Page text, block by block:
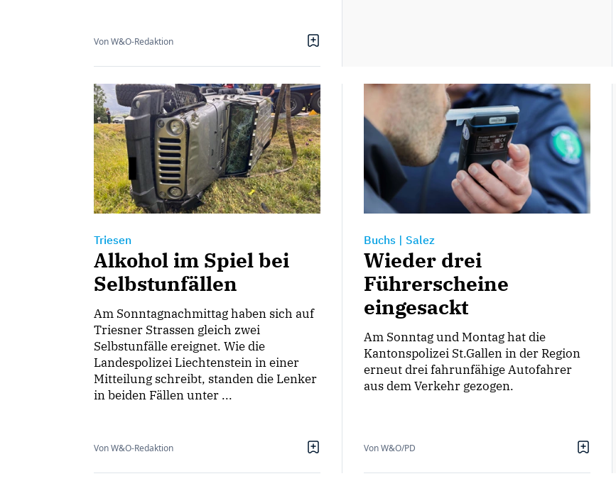
Von W&O-Redaktion
Triesen
Alkohol im Spiel bei
Selbstunfällen
Am Sonntagnachmittag haben sich auf
Triesner Strassen gleich zwei
Selbstunfälle ereignet. Wie die
Landespolizei Liechtenstein in einer
Mitteilung schreibt, standen die Lenker
in beiden Fällen unter ...
Von W&O-Redaktion
Buchs | Salez
Wieder drei
Führerscheine
eingesackt
Am Sonntag und Montag hat die
Kantonspolizei St.Gallen in der Region
erneut drei fahrunfähige Autofahrer
aus dem Verkehr gezogen.
Von W&O/PD